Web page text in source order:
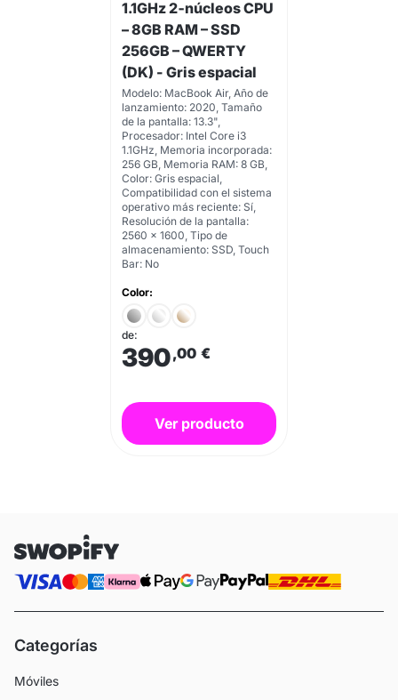
1.1GHz 2‑núcleos CPU
– 8GB RAM – SSD
256GB – QWERTY
(DK) - Gris espacial
Modelo: MacBook Air, Año de
lanzamiento: 2020, Tamaño
de la pantalla: 13.3",
Procesador: Intel Core i3
1.1GHz, Memoria incorporada:
256 GB, Memoria RAM: 8 GB,
Color: Gris espacial,
Compatibilidad con el sistema
operativo más reciente: Sí,
Resolución de la pantalla:
2560 x 1600, Tipo de
almacenamiento: SSD, Touch
Bar: No
Color:
de:
390,00 €
Ver producto
Categorías
Móviles